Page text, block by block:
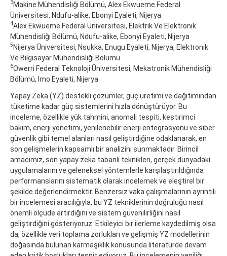
3Makine Mühendisliği Bölümü, Alex Ekwueme Federal
Üniversitesi, Ndufu-alike, Ebonyi Eyaleti, Nijerya
4Alex Ekwueme Federal Üniversitesi, Elektrik Ve Elektronik
Mühendisliği Bölümü, Ndufu-alike, Ebonyi Eyaleti, Nijerya
5 Nijerya Üniversitesi, Nsukka, Enugu Eyaleti, Nijerya, Elektronik
Ve Bilgisayar Mühendisliği Bölümü
6Owerri Federal Teknoloji Üniversitesi, Mekatronik Mühendisliği
Bölümü, Imo Eyaleti, Nijerya
Yapay Zeka (YZ) destekli çözümler, güç üretimi ve dağıtımından
tüketime kadar güç sistemlerini hızla dönüştürüyor. Bu
inceleme, özellikle yük tahmini, anomali tespiti, kestirimci
bakım, enerji yönetimi, yenilenebilir enerji entegrasyonu ve siber
güvenlik gibi temel alanları nasıl geliştirdiğine odaklanarak, en
son gelişmelerin kapsamlı bir analizini sunmaktadır. Birincil
amacımız, son yapay zeka tabanlı teknikleri, gerçek dünyadaki
uygulamalarını ve geleneksel yöntemlerle karşılaştırıldığında
performanslarını sistematik olarak incelemek ve eleştirel bir
şekilde değerlendirmektir. Benzersiz vaka çalışmalarının ayrıntılı
bir incelemesi aracılığıyla, bu YZ tekniklerinin doğruluğu nasıl
önemli ölçüde artırdığını ve sistem güvenilirliğini nasıl
geliştirdiğini gösteriyoruz. Etkileyici bir ilerleme kaydedilmiş olsa
da, özellikle veri toplama zorlukları ve gelişmiş YZ modellerinin
doğasında bulunan karmaşıklık konusunda literatürde devam